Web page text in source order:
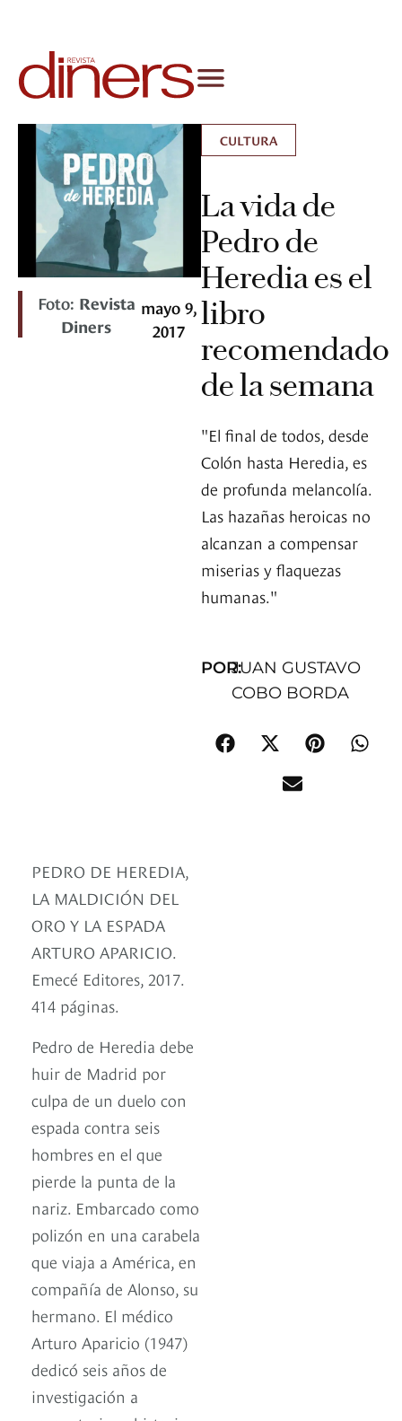
Foto: Revista
Diners
mayo 9,
2017
CULTURA
La vida de
Pedro de
Heredia es el
libro
recomendado
de la semana
"El final de todos, desde
Colón hasta Heredia, es
de profunda melancolía.
Las hazañas heroicas no
alcanzan a compensar
miserias y flaquezas
humanas."
POR:JUAN GUSTAVO
COBO BORDA
PEDRO DE HEREDIA,
LA MALDICIÓN DEL
ORO Y LA ESPADA
ARTURO APARICIO.
Emecé Editores, 2017.
414 páginas.
Pedro de Heredia debe
huir de Madrid por
culpa de un duelo con
espada contra seis
hombres en el que
pierde la punta de la
nariz. Embarcado como
polizón en una carabela
que viaja a América, en
compañía de Alonso, su
hermano. El médico
Arturo Aparicio (1947)
dedicó seis años de
investigación a